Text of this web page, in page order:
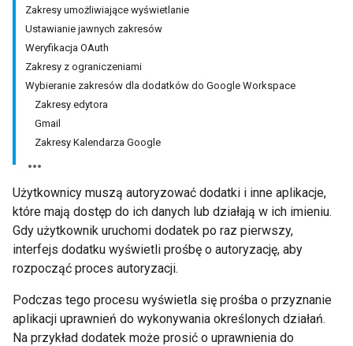
Zakresy umożliwiające wyświetlanie
Ustawianie jawnych zakresów
Weryfikacja OAuth
Zakresy z ograniczeniami
Wybieranie zakresów dla dodatków do Google Workspace
Zakresy edytora
Gmail
Zakresy Kalendarza Google
Użytkownicy muszą autoryzować dodatki i inne aplikacje,
które mają dostęp do ich danych lub działają w ich imieniu.
Gdy użytkownik uruchomi dodatek po raz pierwszy,
interfejs dodatku wyświetli prośbę o autoryzację, aby
rozpocząć proces autoryzacji.
Podczas tego procesu wyświetla się prośba o przyznanie
aplikacji uprawnień do wykonywania określonych działań.
Na przykład dodatek może prosić o uprawnienia do